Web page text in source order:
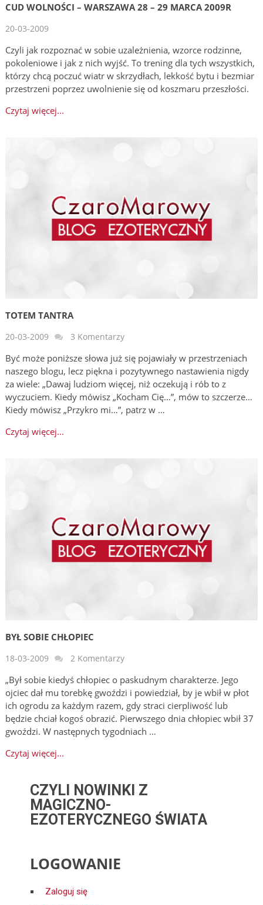
CUD WOLNOŚCI – WARSZAWA 28 – 29 MARCA 2009R
20-03-2009
Czyli jak rozpoznać w sobie uzależnienia, wzorce rodzinne,
pokoleniowe i jak z nich wyjść. To trening dla tych wszystkich,
którzy chcą poczuć wiatr w skrzydłach, lekkość bytu i bezmiar
przestrzeni poprzez uwolnienie się od koszmaru przeszłości.
Czytaj więcej...
TOTEM TANTRA
20-03-2009 3 Komentarzy
Być może poniższe słowa już się pojawiały w przestrzeniach
naszego blogu, lecz piękna i pozytywnego nastawienia nigdy
za wiele: „Dawaj ludziom więcej, niż oczekują i rób to z
wyczuciem. Kiedy mówisz „Kocham Cię…”, mów to szczerze…
Kiedy mówisz „Przykro mi…”, patrz w …
Czytaj więcej...
BYŁ SOBIE CHŁOPIEC
18-03-2009 2 Komentarzy
„Był sobie kiedyś chłopiec o paskudnym charakterze. Jego
ojciec dał mu torebkę gwoździ i powiedział, by je wbił w płot
ich ogrodu za każdym razem, gdy straci cierpliwość lub
będzie chciał kogoś obrazić. Pierwszego dnia chłopiec wbił 37
gwoździ. W następnych tygodniach …
Czytaj więcej...
CZYLI NOWINKI Z
MAGICZNO-
EZOTERYCZNEGO ŚWIATA
LOGOWANIE
Zaloguj się